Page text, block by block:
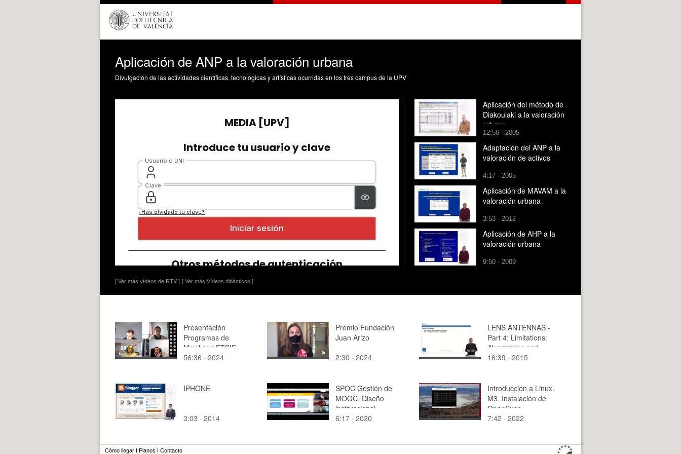
Aplicación de ANP a la valoración urbana
Divulgación de las actividades científicas, tecnológicas y artísticas ocurridas en los tres campus de la UPV
[ Ver más vídeos de RTV ] [ Ver más Vídeos didácticos ]
Aplicación del método de
Diakoulaki a la valoración
urbana
12:56 · 2005
Adaptación del ANP a la
valoración de activos
4:17 · 2005
Aplicación de MAVAM a la
valoración urbana
3:53 · 2012
Aplicación de AHP a la
valoración urbana
9:50 · 2009
Presentación
Programas de
Movilidad ETSIE
14/11/2024
56:36 · 2024
Premio Fundación
Juan Arizo
2:30 · 2024
LENS ANTENNAS -
Part 4: Limitations:
Aberrations and
reflections.
16:39 · 2015
IPHONE
3:03 · 2014
SPOC Gestión de
MOOC. Diseño
instruccional
motivación del alumno
6:17 · 2020
Introducción a Linux.
M3. Instalación de
OpenSuse
7:42 · 2022
Cómo llegar I Planos I Contacto